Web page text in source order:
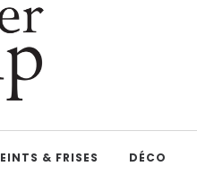
& FRISES DÉCO